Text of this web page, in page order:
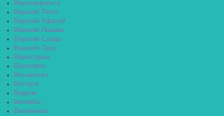
Верхнеуральск
Верхний Тагил
Верхний Уфалей
Верхняя Пышма
Верхняя Салда
Верхняя Тура
Верхотурье
Верхоянск
Весьегонск
Ветлуга
Видное
Вилюйск
Вилючинск